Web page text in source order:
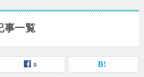
事一覧
0